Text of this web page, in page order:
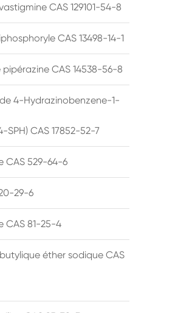
CAS 129101-54-8
CAS 13498-14-1
CAS 14538-56-8
4-Hydrazinobenzene-1-
SPH) CAS 17852-52-7
CAS 529-64-6
29-6
CAS 81-25-4
éther sodique CAS